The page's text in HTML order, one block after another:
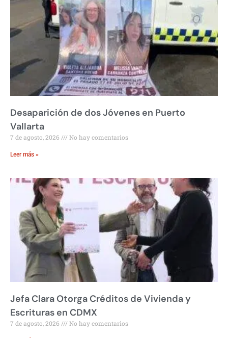
Desaparición de dos Jóvenes en Puerto
Vallarta
7 de agosto, 2026 No hay comentarios
Leer más »
Jefa Clara Otorga Créditos de Vivienda y
Escrituras en CDMX
7 de agosto, 2026 No hay comentarios